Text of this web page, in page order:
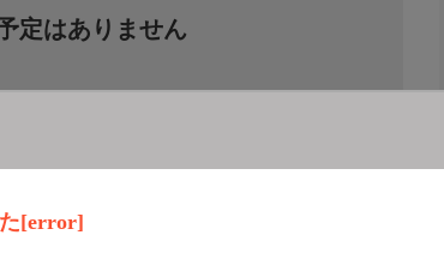
[error]
定はありません